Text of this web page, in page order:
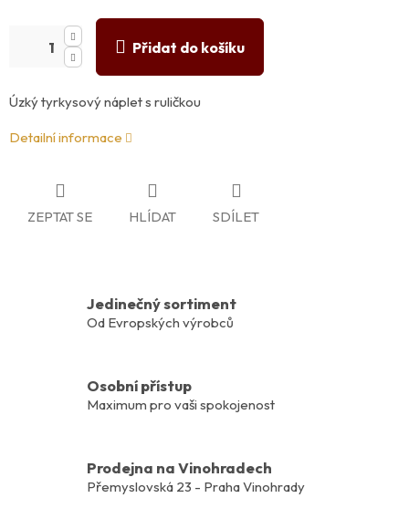
Přidat do košíku
Úzký tyrkysový náplet s ruličkou
Detailní informace
ZEPTAT SE HLÍDAT SDÍLET
Jedinečný sortiment
Od Evropských výrobců
Osobní přístup
Maximum pro vaši spokojenost
Prodejna na Vinohradech
Přemyslovská 23 - Praha Vinohrady